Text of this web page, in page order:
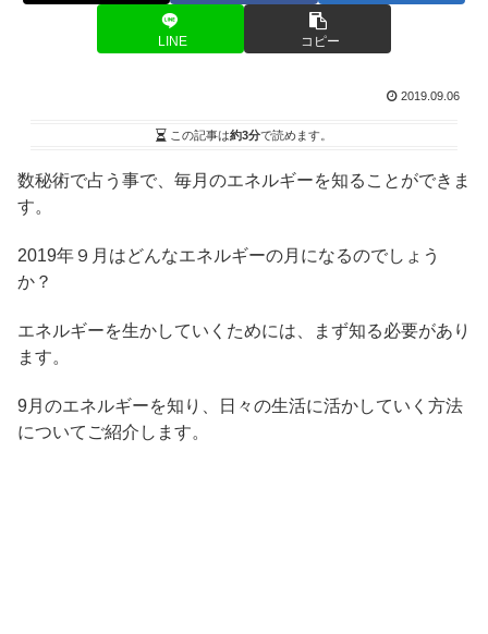
LINE コピー
2019.09.06
この記事は約3分で読めます。
数秘術で占う事で、毎月のエネルギーを知ることができま
す。
2019年９月はどんなエネルギーの月になるのでしょう
か？
エネルギーを生かしていくためには、まず知る必要があり
ます。
9月のエネルギーを知り、日々の生活に活かしていく方法
についてご紹介します。